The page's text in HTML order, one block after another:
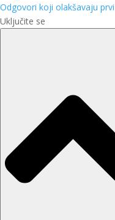
Odgovori koji olakšavaju
Uključite se